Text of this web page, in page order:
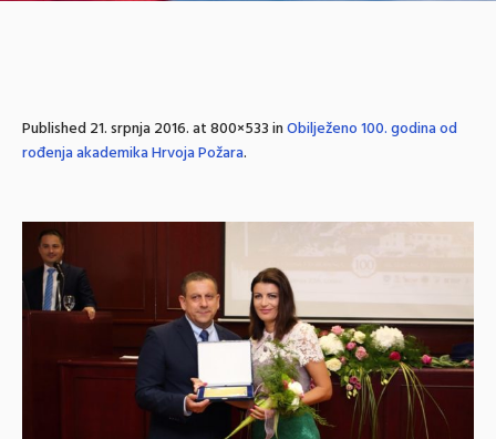
Published21. srpnja 2016.at 800×533 inObilježeno 100. godina od
rođenja akademika Hrvoja Požara.